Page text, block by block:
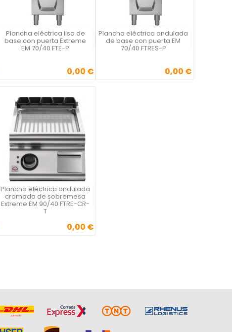
Plancha eléctrica lisa de
base con puerta Extreme
EM 70/40 FTE-P
Precio0,00 €

Vista rápida Plancha eléctrica ondulada
de base con puerta EM
70/40 FTRES-P
Precio0,00 €

Vista rápida
Plancha eléctrica ondulada
cromada de sobremesa
Extreme EM 90/40 FTRE-CR-
T
Precio0,00 €

Vista rápida